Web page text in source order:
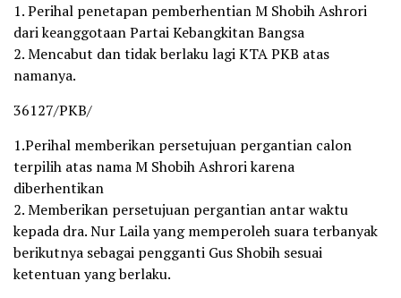
1. Perihal penetapan pemberhentian M Shobih Ashrori
dari keanggotaan Partai Kebangkitan Bangsa
2. Mencabut dan tidak berlaku lagi KTA PKB atas
namanya.
36127/PKB/
1.Perihal memberikan persetujuan pergantian calon
terpilih atas nama M Shobih Ashrori karena
diberhentikan
2. Memberikan persetujuan pergantian antar waktu
kepada dra. Nur Laila yang memperoleh suara terbanyak
berikutnya sebagai pengganti Gus Shobih sesuai
ketentuan yang berlaku.